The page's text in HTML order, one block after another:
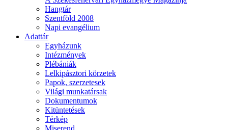
Hangtár
Szentföld 2008
Napi evangélium
Adattár
Egyházunk
Intézmények
Plébániák
Lelkipásztori körzetek
Papok, szerzetesek
Világi munkatársak
Dokumentumok
Kitüntetések
Térkép
Miserend